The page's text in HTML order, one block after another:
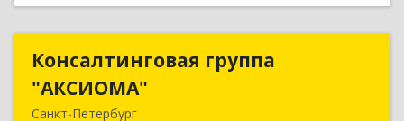
Консалтинговая группа
"АКСИОМА"
Санкт-Петербург
Консалтинговая группа